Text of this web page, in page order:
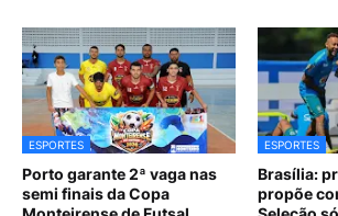
ESPORTES
Porto garante 2ª vaga nas
semi finais da Copa
ESPORTES
Brasília:
propõe